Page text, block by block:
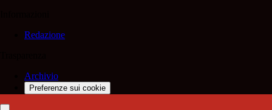
Redazione
Archivio
Preferenze sui cookie